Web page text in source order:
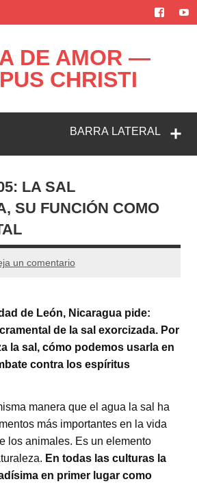
DE AMOR —
CHRISTI
BARRA LATERAL
LA SAL
SU FUNCIÓN COMO
un comentario
de León, Nicaragua pide:
de la sal exorcizada. Por
la sal, cómo podemos usarla en
contra los espíritus
manera que el agua la sal ha
más importantes en la vida
los animales. Es un elemento
En todas las culturas la
en primer lugar como